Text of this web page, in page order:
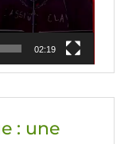
02:19
: une